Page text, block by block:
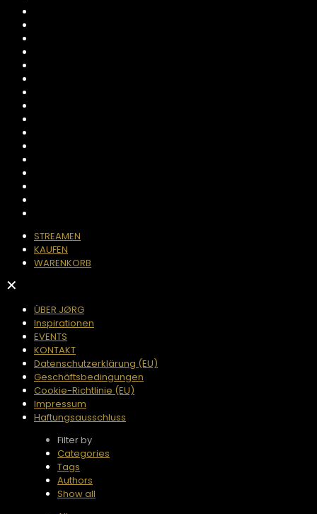
STREAMEN
KAUFEN
WARENKORB
✕
ÜBER JØRG
Inspirationen
EVENTS
KONTAKT
Datenschutzerklärung (EU)
Geschäftsbedingungen
Cookie-Richtlinie (EU)
Impressum
Haftungsausschluss
Filter by
Categories
Tags
Authors
Show all